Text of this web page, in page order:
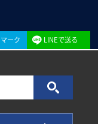
ーク LINEで送る